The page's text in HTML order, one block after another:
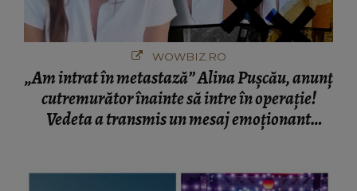
„Am intrat în metastază” Alina Pușcău, anunț
cutremurător înainte să intre în operație!
Vedeta a transmis un mesaj emoționant
fanilor